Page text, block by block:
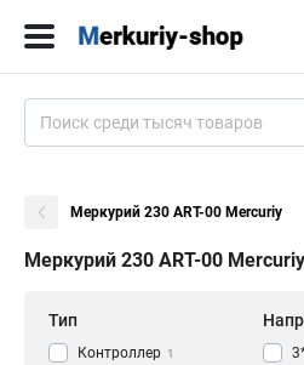
Меркурий 230 АRT-00 Mercuriy
Меркурий 230 АRT-00 Mercuriy
Тип
Контроллер 1